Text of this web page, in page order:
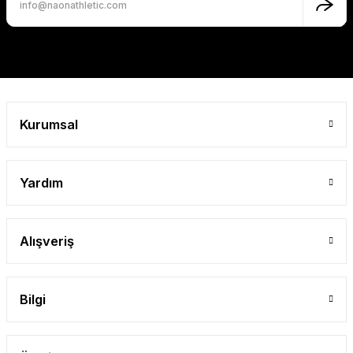
Bu ürüne benzer farklı alternatifler olmalı.
Kurumsal
Yardım
Alışveriş
Bilgi